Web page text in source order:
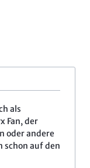
als
Fan, der
oder andere
schon auf den